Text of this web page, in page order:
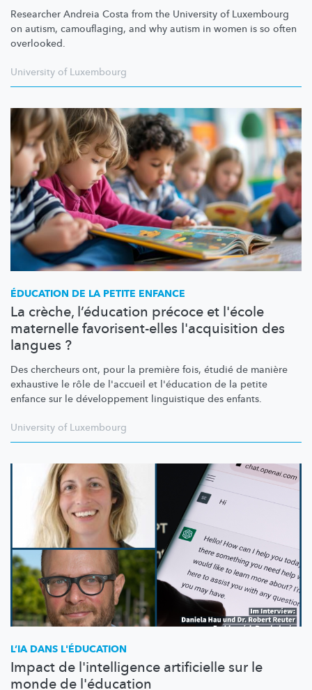
Researcher Andreia Costa from the University of Luxembourg
on autism, camouflaging, and why autism in women is so often
overlooked.
University of Luxembourg
ÉDUCATION DE LA PETITE ENFANCE
La crèche, l’éducation précoce et l'école
maternelle favorisent-elles l'acquisition des
langues ?
Des chercheurs ont, pour la première fois, étudié de manière
exhaustive le rôle de l'accueil et l'éducation de la petite
enfance sur le développement linguistique des enfants.
University of Luxembourg
L’IA DANS L'ÉDUCATION
Impact de l'intelligence artificielle sur le
monde de l'éducation